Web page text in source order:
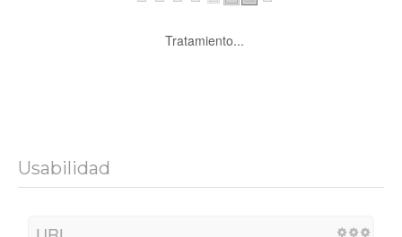
Tratamiento...
Usabilidad